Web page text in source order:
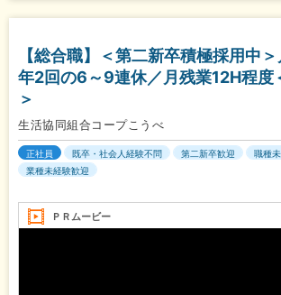
【総合職】＜第二新卒積極採用中
年2回の6～9連休／月残業12H程度
＞
生活協同組合コープこうべ
正社員 既卒・社会人経験不問 第二新卒歓迎
職種
業種未経験歓迎
ＰＲムービー